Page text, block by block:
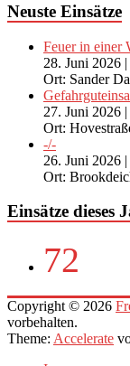
Neuste Einsätze
Feuer in einer
28. Juni 2026 |
Ort: Sander
27. Juni 2026 |
Ort:
-/-
26. Juni 2026 |
Ort:
Einsätze dieses
72
Copyright © 2026
vorbehalten.
Theme: Accelerate